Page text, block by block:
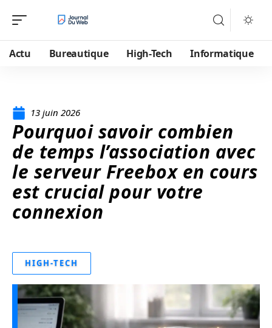
Actu Bureautique High-Tech Informatique
13 juin 2026
Pourquoi savoir combien
de temps l’association avec
le serveur Freebox en cours
est crucial pour votre
connexion
HIGH-TECH